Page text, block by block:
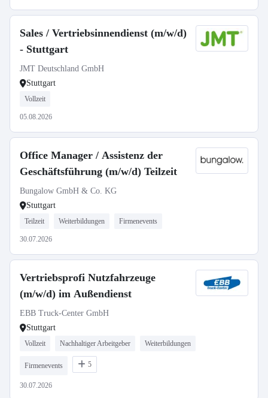
Sales / Vertriebsinnendienst (m/w/d)
- Stuttgart
JMT Deutschland GmbH
Stuttgart
Vollzeit
05.08.2026
Office Manager / Assistenz der
Geschäftsführung (m/w/d) Teilzeit
Bungalow GmbH & Co. KG
Stuttgart
Teilzeit Weiterbildungen Firmenevents
30.07.2026
Vertriebsprofi Nutzfahrzeuge
(m/w/d) im Außendienst
EBB Truck-Center GmbH
Stuttgart
Vollzeit Nachhaltiger Arbeitgeber Weiterbildungen
Firmenevents 5
30.07.2026